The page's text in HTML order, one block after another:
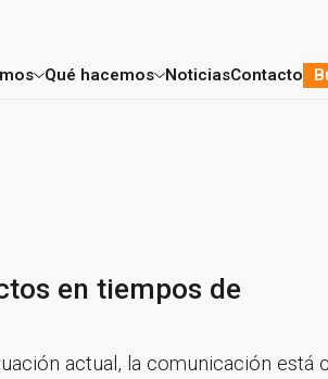
colaboradoras
Qué hacemos NoticiasContacto
en tiempos de
actual, la comunicación está